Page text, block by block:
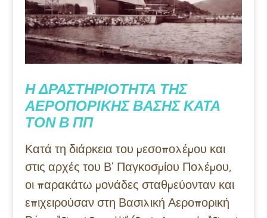
Η ΔΡΑΣΤΗΡΙΟΤΗΤΑ ΤΗΣ
ΑΕΡΟΠΟΡΙΚΗΣ ΒΑΣΗΣ ΚΑΤΑ
ΤΟΝ Β ΠΠ
Κατά τη διάρκεια του μεσοπολέμου και
στις αρχές του Β’ Παγκοσμίου Πολέμου,
οι παρακάτω μονάδες σταθμεύονταν και
επιχειρούσαν στη Βασιλική Αεροπορική